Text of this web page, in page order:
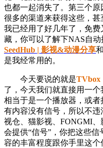
也都一起消失了。第三个
很多的渠道来获得这些，甚
我已经用了好几年了，免
藏，你可以了解下NAS自动
SeedHub | 影视&动漫分享和
是我经常用的。
今天要说的就是TVbox
了，今天我们就直接用一
相当于是一个播放器，或者
有内容没有信号，所以不
视仓、猫影视、FONGMI
会提供“信号”，你把这些
容的丰富程度跟你手里这个